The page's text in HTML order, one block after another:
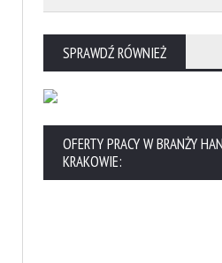
SPRAWDŹ RÓWNIEŻ
OFERTY PRACY W BRANŻY
KRAKOWIE: